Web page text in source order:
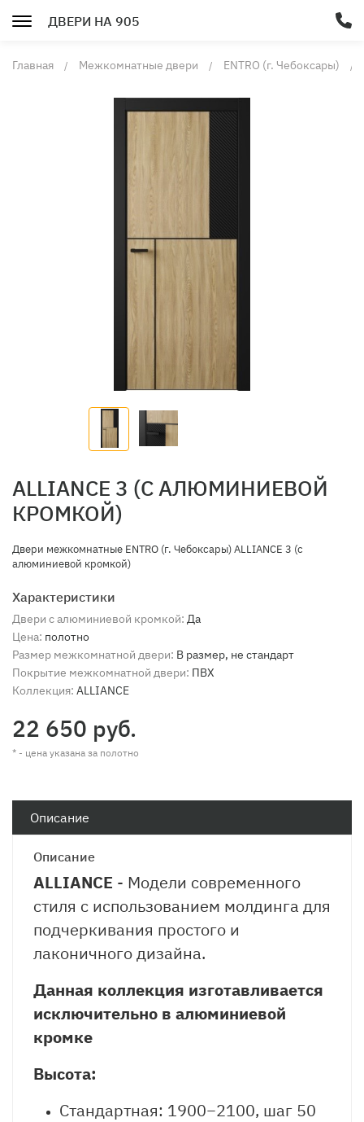
ДВЕРИ НА 905
Главная Межкомнатные двери ENTRO (г. Чебоксары)
ALLIANCE 3 (С АЛЮМИНИЕВОЙ
КРОМКОЙ)
Двери межкомнатные ENTRO (г. Чебоксары) ALLIANCE 3 (с
алюминиевой кромкой)
Характеристики
Двери с алюминиевой кромкой: Да
Цена: полотно
Размер межкомнатной двери: В размер, не стандарт
Покрытие межкомнатной двери: ПВХ
Коллекция: ALLIANCE
22 650 руб.
* - цена указана за полотно
Описание
Описание
ALLIANCE - Модели современного
стиля с использованием молдинга для
подчеркивания простого и
лаконичного дизайна.
Данная коллекция изготавливается
исключительно в алюминиевой
кромке
Высота:
Стандартная: 1900−2100, шаг 50